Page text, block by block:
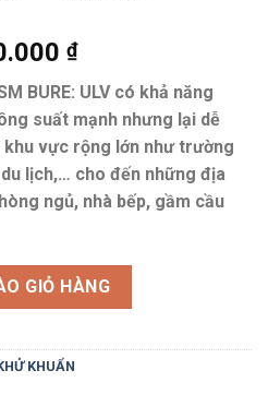
₫.
₫Giá
hiện
tại
là:
5.800.000 ₫.
BURE: ULV có khả năng
suất mạnh nhưng lại dễ
vực rộng lớn như trường
lịch,… cho đến những địa
ngủ, nhà bếp, gầm cầu
GIỎ HÀNG
KHUẨN